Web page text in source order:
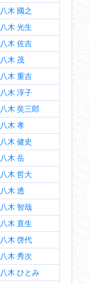
八木 國之
八木 光生
八木 佐吉
八木 茂
八木 重吉
八木 淳子
八木 奘三郎
八木 孝
八木 健史
八木 岳
八木 哲大
八木 透
八木 智哉
八木 直生
八木 啓代
八木 秀次
八木 ひとみ